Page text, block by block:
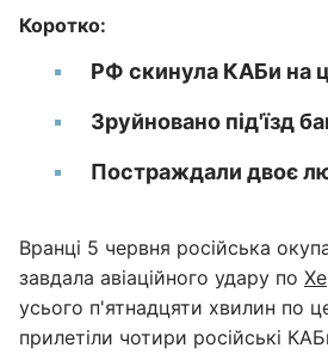
Коротко:
РФ скинула КАБи на
Зруйновано під'їзд
Постраждали двоє
Вранці 5 червня російська
завдала авіаційного удару по
усього п'ятнадцяти хвилин по
прилетіли чотири російські